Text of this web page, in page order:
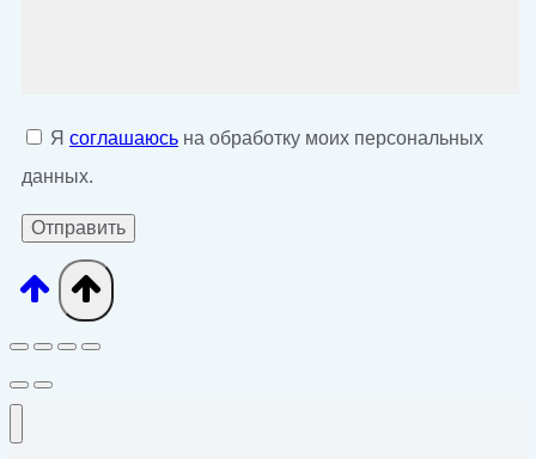
Я соглашаюсь на обработку моих персональных
данных.